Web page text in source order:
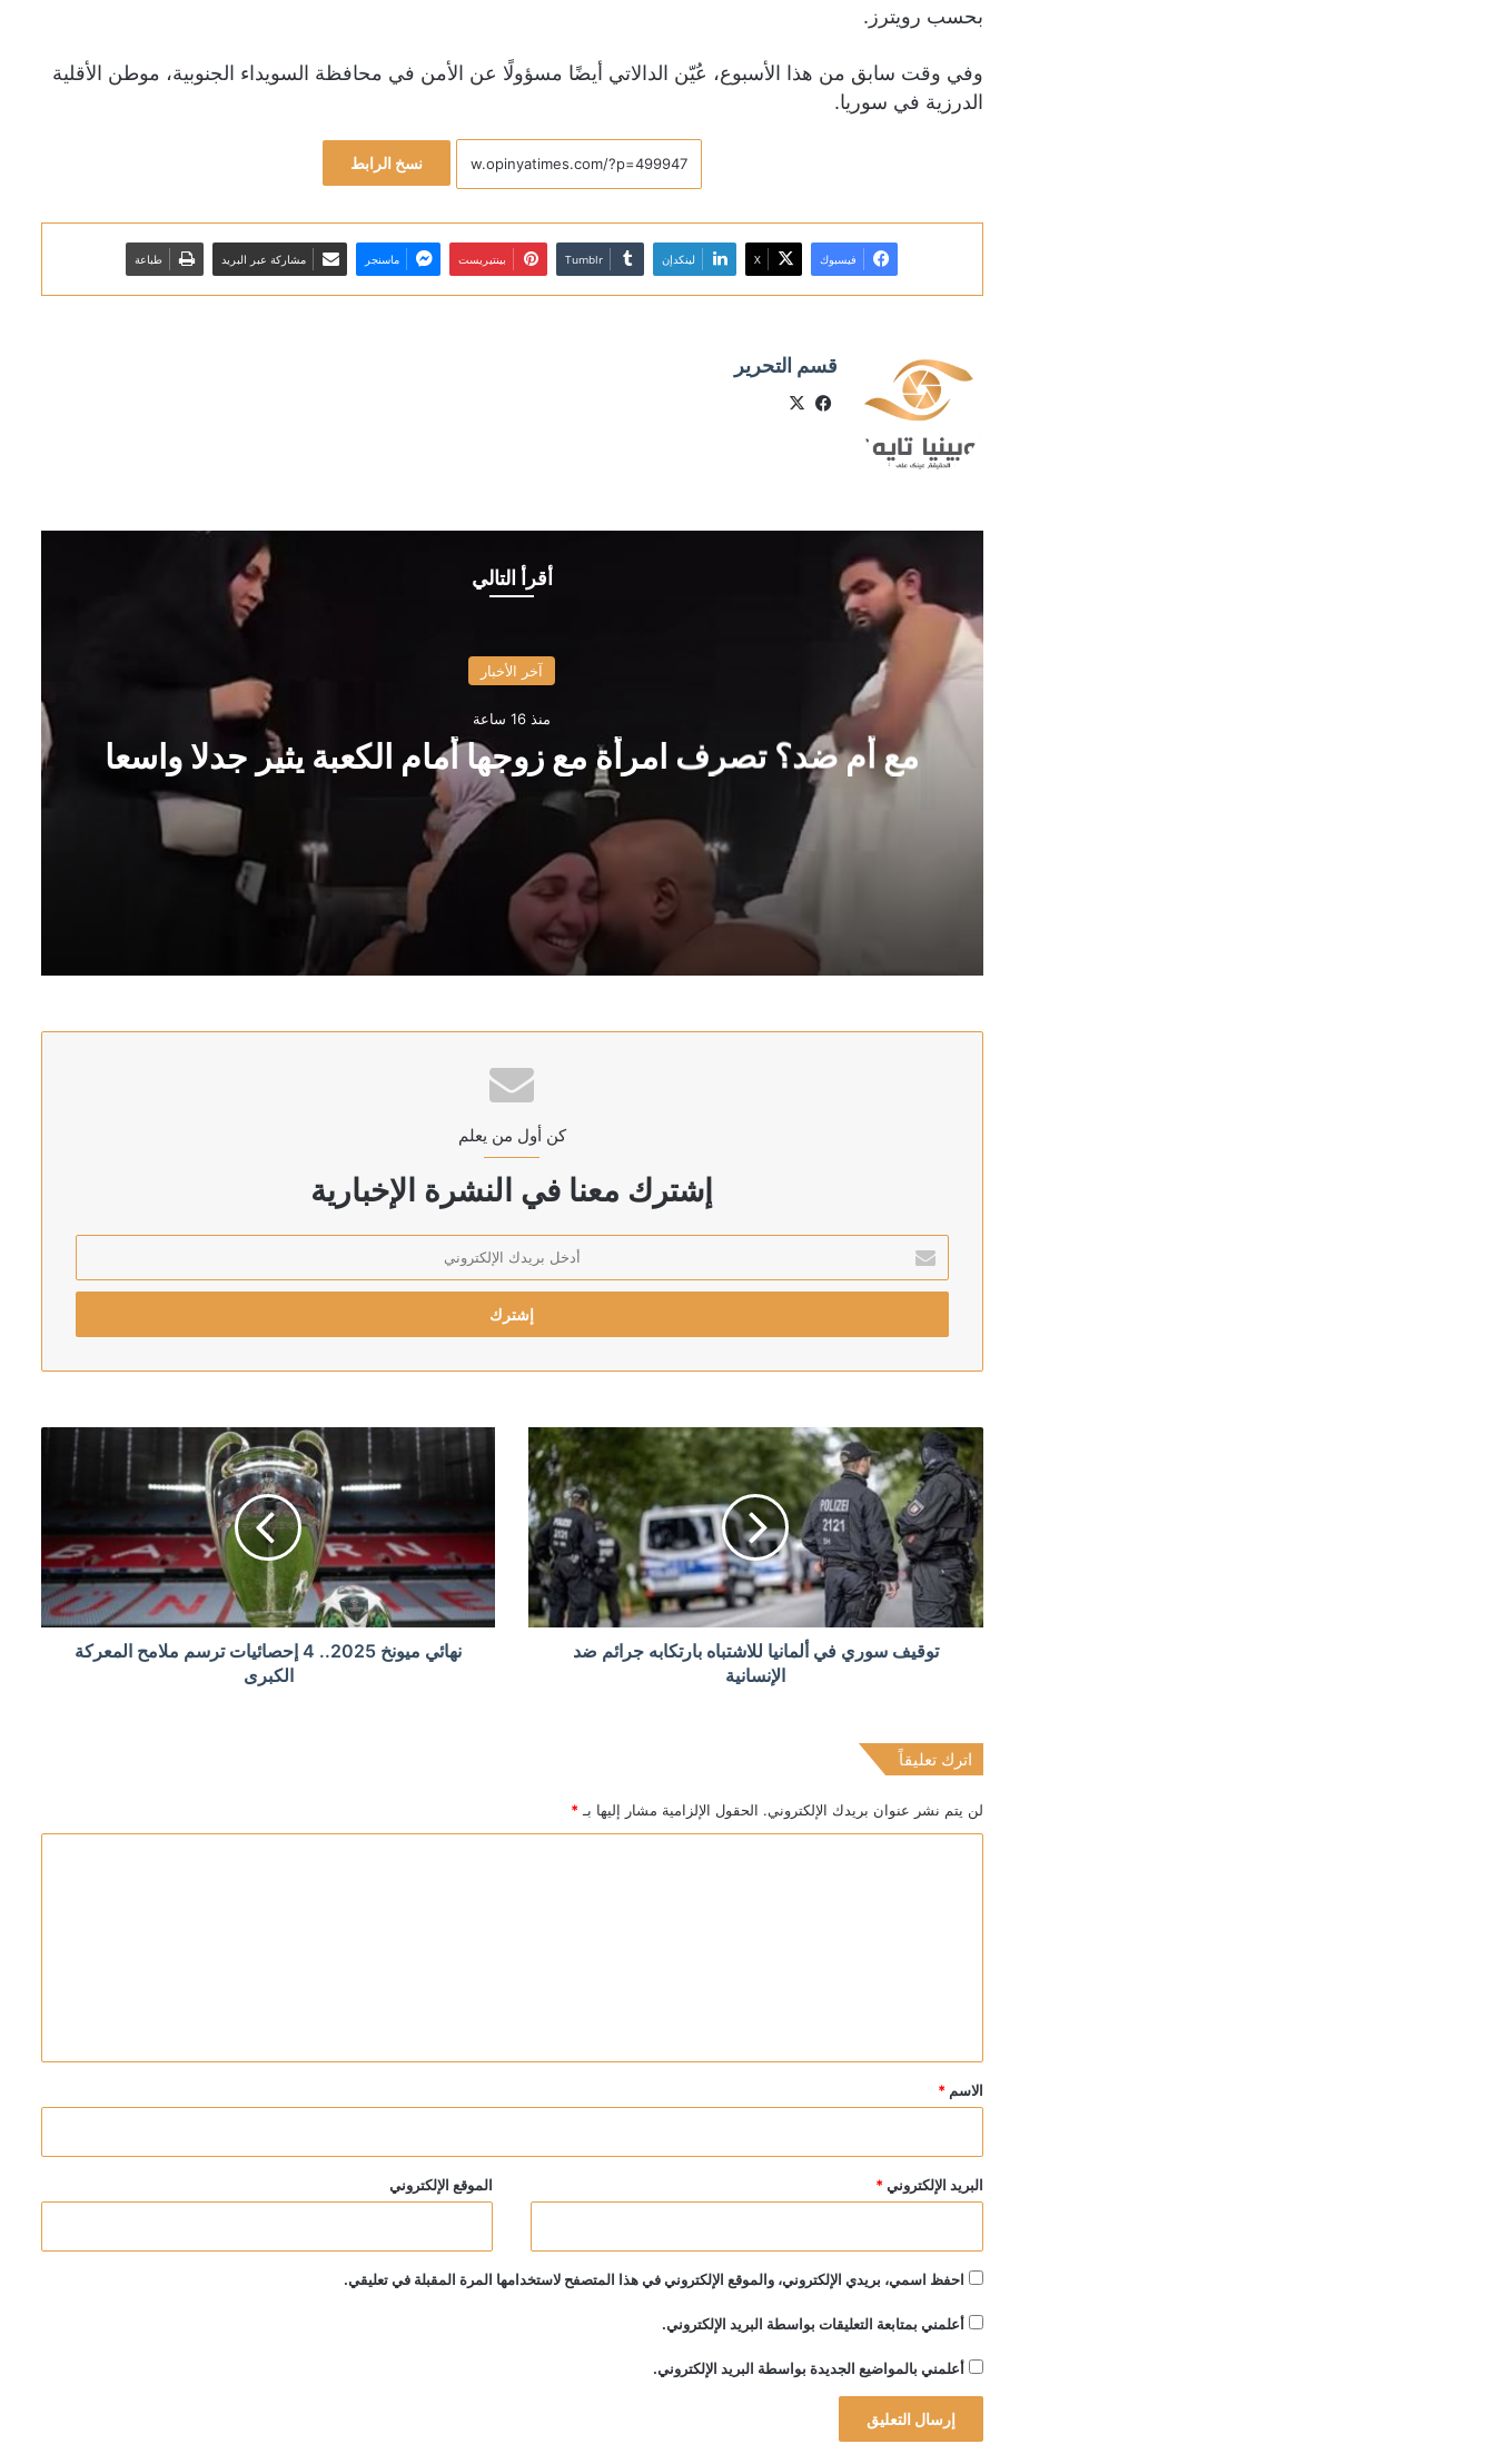
بحسب رويترز.
وفي وقت سابق من هذا الأسبوع، عُيّن الدالاتي أيضًا مسؤولًا عن الأمن في محافظة السويداء الجنوبية، موطن الأقلية
الدرزية في سوريا.
نسخ الرابط
فيسبوك X لينكدإن بينتيريست ماسنجر مشاركة عبر البريد طباعة
قسم التحرير
فيسبوك
أقرأ التالي
آخر الأخبار
منذ 16 ساعة
مع أم ضد؟ تصرف امرأة مع زوجها أمام الكعبة يثير جدلا واسعا
مع أم ضد؟ تصرف امرأة مع زوجها أمام الكعبة يثير جدلا واسعا
“أدنوك” تعلن تعرض سفينة لها للاستهداف في مضيق هرمز والخارجية الإماراتية تندد بالهجوم
الداخلية الكويتية تطيح بطبيب مصري يدير شبكة للإجهاض غير المشروع
منذ 20 ساعة
100 دولار لكل عائد.. الأمم المتحدة تشجع السوريين على العودة من لبنان
مقتل عنصر من الجيش السوري وإصابة اثنين بهجوم في ريف دير الزور
منذ 22 ساعة
كن أول من يعلم
إشترك معنا في النشرة الإخبارية
بريدك
الإلكتروني
توقيف سوري في ألمانيا للاشتباه بارتكابه جرائم ضد
الإنسانية
نهائي ميونخ 2025.. 4 إحصائيات ترسم ملامح المعركة
الكبرى
اترك تعليقاً
لن يتم نشر عنوان بريدك الإلكتروني. الحقول الإلزامية مشار إليها بـ *
*
الاسم *
البريد الإلكتروني * الموقع الإلكتروني
احفظ اسمي، بريدي الإلكتروني، والموقع الإلكتروني في هذا المتصفح لاستخدامها المرة المقبلة في تعليقي.
أعلمني بمتابعة التعليقات بواسطة البريد الإلكتروني.
أعلمني بالمواضيع الجديدة بواسطة البريد الإلكتروني.